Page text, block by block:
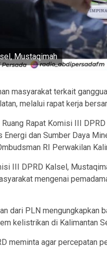
Mustaqimah
masyarakat terkait
melalui rapat kerja
Rapat Komisi III
Energi dan Sumber Daya
RI Perwakilan
III DPRD Kalsel,
mengenai
dari PLN mengungkapkan
kelistrikan di Kalimantan
meminta agar percepatan